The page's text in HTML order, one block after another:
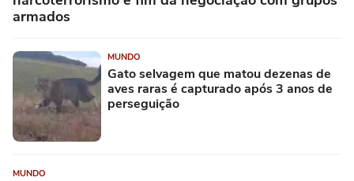
armados
MUNDO
Gato selvagem que matou dezenas de
aves raras é capturado após 3 anos de
perseguição
MUNDO